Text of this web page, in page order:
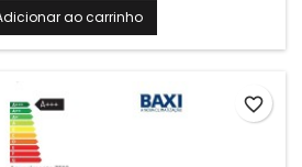
em energias renováveis.
ao carrinho
favorite_border